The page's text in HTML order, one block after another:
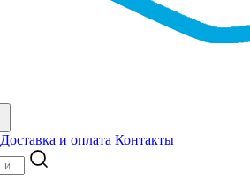
Доставка и оплата Контакты